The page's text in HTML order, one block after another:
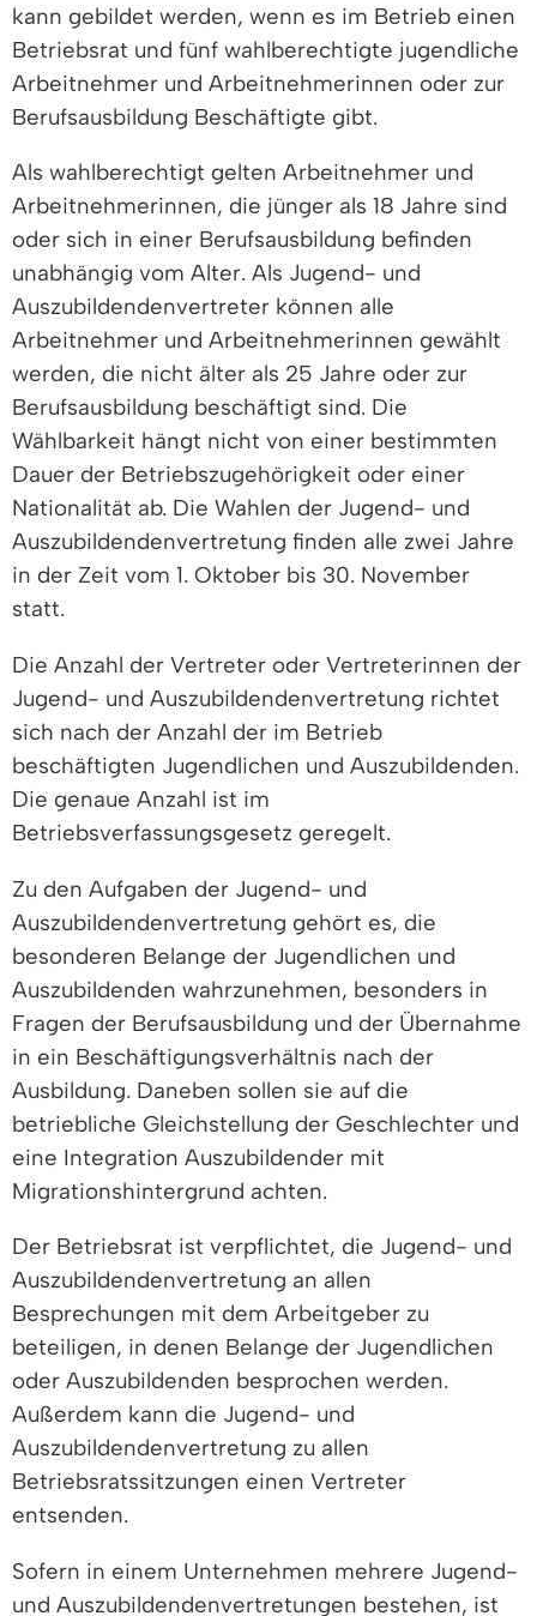
kann gebildet werden, wenn es im Betrieb einen
Betriebsrat und fünf wahlberechtigte jugendliche
Arbeitnehmer und Arbeitnehmerinnen oder zur
Berufsausbildung Beschäftigte gibt.
Als wahlberechtigt gelten Arbeitnehmer und
Arbeitnehmerinnen, die jünger als 18 Jahre sind
oder sich in einer Berufsausbildung befinden
unabhängig vom Alter. Als Jugend- und
Auszubildendenvertreter können alle
Arbeitnehmer und Arbeitnehmerinnen gewählt
werden, die nicht älter als 25 Jahre oder zur
Berufsausbildung beschäftigt sind. Die
Wählbarkeit hängt nicht von einer bestimmten
Dauer der Betriebszugehörigkeit oder einer
Nationalität ab. Die Wahlen der Jugend- und
Auszubildendenvertretung finden alle zwei Jahre
in der Zeit vom 1. Oktober bis 30. November
statt.
Die Anzahl der Vertreter oder Vertreterinnen der
Jugend- und Auszubildendenvertretung richtet
sich nach der Anzahl der im Betrieb
beschäftigten Jugendlichen und Auszubildenden.
Die genaue Anzahl ist im
Betriebsverfassungsgesetz geregelt.
Zu den Aufgaben der Jugend- und
Auszubildendenvertretung gehört es, die
besonderen Belange der Jugendlichen und
Auszubildenden wahrzunehmen, besonders in
Fragen der Berufsausbildung und der Übernahme
in ein Beschäftigungsverhältnis nach der
Ausbildung. Daneben sollen sie auf die
betriebliche Gleichstellung der Geschlechter und
eine Integration Auszubildender mit
Migrationshintergrund achten.
Der Betriebsrat ist verpflichtet, die Jugend- und
Auszubildendenvertretung an allen
Besprechungen mit dem Arbeitgeber zu
beteiligen, in denen Belange der Jugendlichen
oder Auszubildenden besprochen werden.
Außerdem kann die Jugend- und
Auszubildendenvertretung zu allen
Betriebsratssitzungen einen Vertreter
entsenden.
Sofern in einem Unternehmen mehrere Jugend-
und Auszubildendenvertretungen bestehen, ist